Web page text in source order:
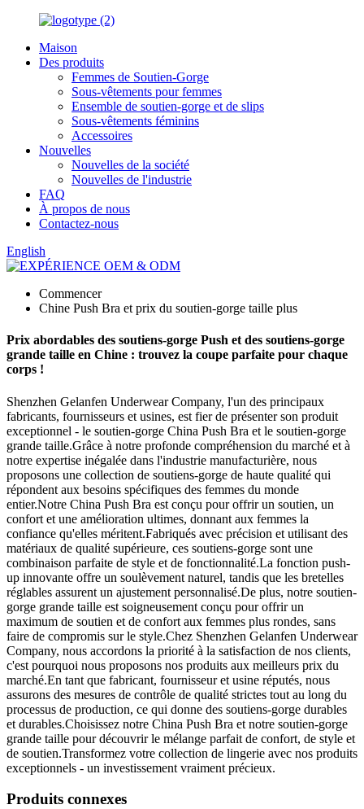
Maison
Des produits
Femmes de Soutien-Gorge
Sous-vêtements pour femmes
Ensemble de soutien-gorge et de slips
Sous-vêtements féminins
Accessoires
Nouvelles
Nouvelles de la société
Nouvelles de l'industrie
FAQ
À propos de nous
Contactez-nous
English
Commencer
Chine Push Bra et prix du soutien-gorge taille plus
Prix ​​abordables des soutiens-gorge Push et des soutiens-gorge
grande taille en Chine : trouvez la coupe parfaite pour chaque
corps !
Shenzhen Gelanfen Underwear Company, l'un des principaux
fabricants, fournisseurs et usines, est fier de présenter son produit
exceptionnel - le soutien-gorge China Push Bra et le soutien-gorge
grande taille.Grâce à notre profonde compréhension du marché et à
notre expertise inégalée dans l'industrie manufacturière, nous
proposons une collection de soutiens-gorge de haute qualité qui
répondent aux besoins spécifiques des femmes du monde
entier.Notre China Push Bra est conçu pour offrir un soutien, un
confort et une amélioration ultimes, donnant aux femmes la
confiance qu'elles méritent.Fabriqués avec précision et utilisant des
matériaux de qualité supérieure, ces soutiens-gorge sont une
combinaison parfaite de style et de fonctionnalité.La fonction push-
up innovante offre un soulèvement naturel, tandis que les bretelles
réglables assurent un ajustement personnalisé.De plus, notre soutien-
gorge grande taille est soigneusement conçu pour offrir un
maximum de soutien et de confort aux femmes plus rondes, sans
faire de compromis sur le style.Chez Shenzhen Gelanfen Underwear
Company, nous accordons la priorité à la satisfaction de nos clients,
c'est pourquoi nous proposons nos produits aux meilleurs prix du
marché.En tant que fabricant, fournisseur et usine réputés, nous
assurons des mesures de contrôle de qualité strictes tout au long du
processus de production, ce qui donne des soutiens-gorge durables
et durables.Choisissez notre China Push Bra et notre soutien-gorge
grande taille pour découvrir le mélange parfait de confort, de style et
de soutien.Transformez votre collection de lingerie avec nos produits
exceptionnels - un investissement vraiment précieux.
Produits connexes